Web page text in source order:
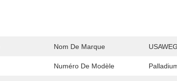
Nom De Marque
Numéro De Modèle